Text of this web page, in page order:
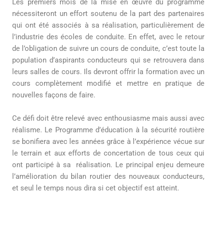
Les premiers mois de la mise en œuvre du programme
nécessiteront un effort soutenu de la part des partenaires
qui ont été associés à sa réalisation, particulièrement de
l’industrie des écoles de conduite. En effet, avec le retour
de l’obligation de suivre un cours de conduite, c’est toute la
population d’aspirants conducteurs qui se retrouvera dans
leurs salles de cours. Ils devront offrir la formation avec un
cours complètement modifié et mettre en pratique de
nouvelles façons de faire.
Ce défi doit être relevé avec enthousiasme mais aussi avec
réalisme. Le Programme d’éducation à la sécurité routière
se bonifiera avec les années grâce à l’expérience vécue sur
le terrain et aux efforts de concertation de tous ceux qui
ont participé à sa réalisation. Le principal enjeu demeure
l’amélioration du bilan routier des nouveaux conducteurs,
et seul le temps nous dira si cet objectif est atteint.